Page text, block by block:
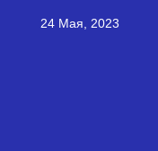
24 Мая, 2023